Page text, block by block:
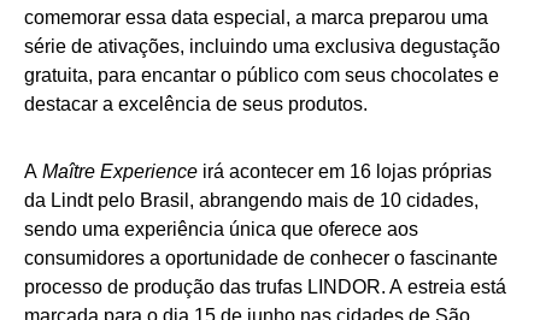
comemorar essa data especial, a marca preparou uma
série de ativações, incluindo uma exclusiva degustação
gratuita, para encantar o público com seus chocolates e
destacar a excelência de seus produtos.
A Maître Experience irá acontecer em 16 lojas próprias
da Lindt pelo Brasil, abrangendo mais de 10 cidades,
sendo uma experiência única que oferece aos
consumidores a oportunidade de conhecer o fascinante
processo de produção das trufas LINDOR. A estreia está
marcada para o dia 15 de junho nas cidades de São